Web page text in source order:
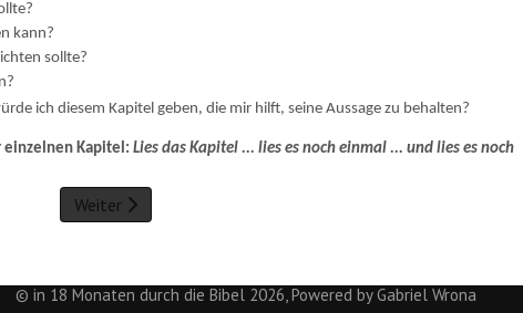
kann?
sollte?
ich diesem Kapitel geben, die mir hilft, seine Aussage zu behalten?
einzelnen Kapitel:Lies das Kapitel ... lies es noch einmal ... und lies es noch
Weiter
© in 18 Monaten durch die Bibel 2026, Powered by Gabriel Wrona